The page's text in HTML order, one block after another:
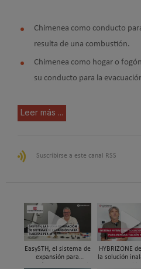
Chimenea como conducto
resulta de una combustión.
Chimenea como hogar o
su conducto para la
Leer más ...
Suscribirse a este canal RSS
EasySTH, el sistema de
expansión para
HYBRIZONE
la solución